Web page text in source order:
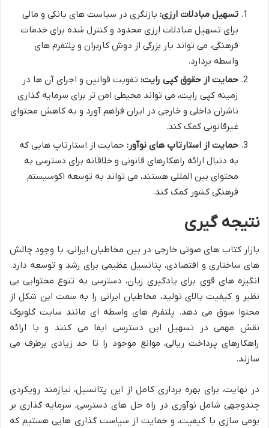
تسهیل مبادلات ارزی: بازنگری در سیاست های بانکی و مالی
برای تسهیل مبادلات ارزی محدود و کنترل شده برای خدمات
فرهنگی، می تواند بار بزرگی از دوش کاربران و پلتفرم های
واسطه بردارد.
حمایت از حقوق کپی رایت: تقویت قوانین و اجرای آن ها در
زمینه کپی رایت، می تواند محیطی امن تر برای سرمایه گذاری
ناشران داخلی و خارجی در ایران فراهم آورد و به کاهش محتوای
غیرقانونی کمک کند.
حمایت از استارتاپ های نوآور: حمایت از استارتاپ هایی که
به دنبال ارائه راهکارهای قانونی و خلاقانه برای دسترسی به
محتوای بین المللی هستند، می تواند به توسعه اکوسیستم
فرهنگی کشور کمک کند.
نتیجه گیری
بازار کتاب های صوتی خارجی در بین مخاطبان ایرانی، با وجود چالش
های ساختاری و اقتصادی، پتانسیل عظیمی برای رشد و توسعه دارد.
انگیزه های قوی برای یادگیری زبان، دسترسی به تنوع محتوایی بی
نظیر و کیفیت بالای تولید، مخاطبان ایرانی را به سمت این شکل از
محتوا سوق می دهد. پلتفرم های واسطه ای مانند سایت گلوبوک
نقش مهمی در تسهیل این دسترسی ایفا می کنند و با ارائه
راهکارهای پرداخت ریالی، موانع موجود را تا حد زیادی برطرف می
سازند.
در نهایت، برای بهره برداری کامل از این پتانسیل، نیازمند رویکردی
چندوجهی شامل نوآوری در راه حل های دسترسی، سرمایه گذاری بر
بومی سازی با کیفیت، و حمایت از سیاست گذاری هایی هستیم که